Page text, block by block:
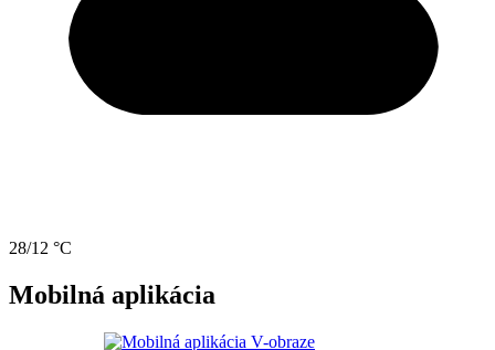
28/12 °C
Mobilná aplikácia